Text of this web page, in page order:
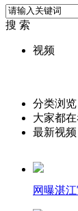
搜 索
视频
分类浏览
大家都
最新视频
网曝湛